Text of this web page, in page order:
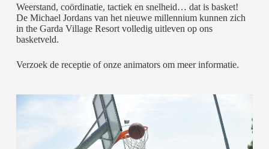
Weerstand, coördinatie, tactiek en snelheid… dat is basket!
De Michael Jordans van het nieuwe millennium kunnen zich
in the Garda Village Resort volledig uitleven op ons
basketveld.
Verzoek de receptie of onze animators om meer informatie.